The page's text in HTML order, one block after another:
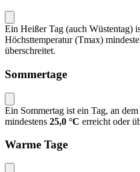
Ein Heißer Tag (auch Wüstentag)
Höchsttemperatur (Tmax)
überschreitet.
Sommertage
Ein Sommertag ist ein Tag, an
mindestens 25,0 °C erreicht oder
Warme Tage